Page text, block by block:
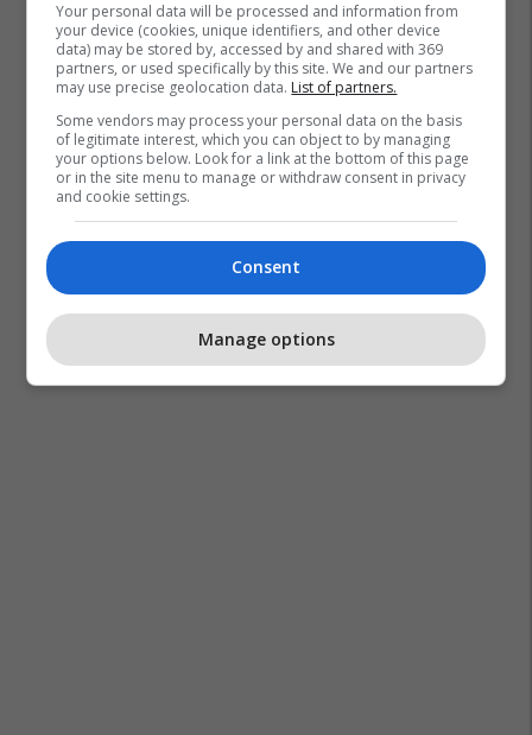
Arne Slot
Your personal data will be processed and information from
your device (cookies, unique identifiers, and other device
data) may be stored by, accessed by and shared with 369
partners, or used specifically by this site. We and our partners
may use precise geolocation data. List of partners.
Some vendors may process your personal data on the basis
of legitimate interest, which you can object to by managing
your options below. Look for a link at the bottom of this page
or in the site menu to manage or withdraw consent in privacy
and cookie settings.
Consent
Manage options